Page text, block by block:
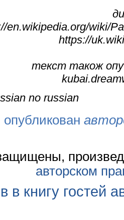
en.wikipedia.org/wiki/
https://
текст також
no russian
авторском
в книгу гостей